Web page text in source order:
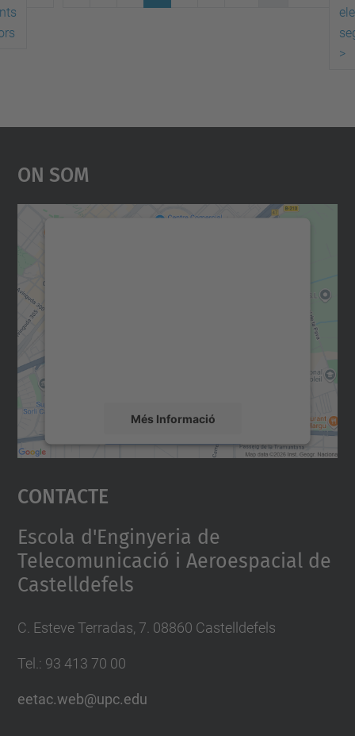
>
On Som
Més Informació
Accepta
powered by
Contacte
Escola d'Enginyeria de
Telecomunicació i Aeroespacial de
Castelldefels
C. Esteve Terradas, 7. 08860 Castelldefels
Tel.: 93 413 70 00
eetac.web@upc.edu